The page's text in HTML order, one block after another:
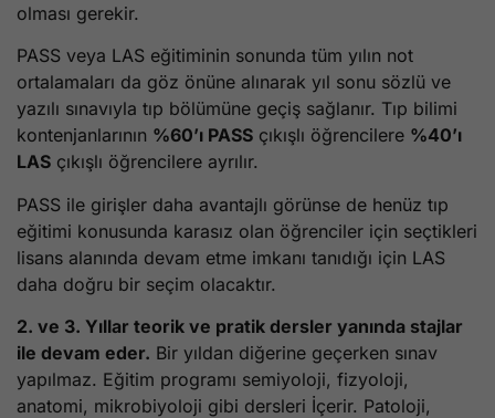
olması gerekir.
PASS veya LAS eğitiminin sonunda tüm yılın not
ortalamaları da göz önüne alınarak yıl sonu sözlü ve
yazılı sınavıyla tıp bölümüne geçiş sağlanır. Tıp bilimi
kontenjanlarının %60’ı PASS çıkışlı öğrencilere %40’ı
LAS çıkışlı öğrencilere ayrılır.
PASS ile girişler daha avantajlı görünse de henüz tıp
eğitimi konusunda karasız olan öğrenciler için seçtikleri
lisans alanında devam etme imkanı tanıdığı için LAS
daha doğru bir seçim olacaktır.
2. ve 3. Yıllar teorik ve pratik dersler yanında stajlar
ile devam eder. Bir yıldan diğerine geçerken sınav
yapılmaz. Eğitim programı semiyoloji, fizyoloji,
anatomi, mikrobiyoloji gibi dersleri İçerir. Patoloji,